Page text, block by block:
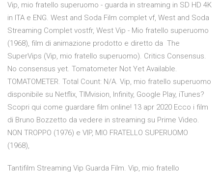
Vip, mio fratello superuomo - guarda in streaming in SD HD 4K
in ITA e ENG. West and Soda Film complet vf, West and Soda
Streaming Complet vostfr, West Vip - Mio fratello superuomo
(1968), film di animazione prodotto e diretto da The
SuperVips (Vip, mio fratello superuomo). Critics Consensus.
No consensus yet. Tomatometer Not Yet Available.
TOMATOMETER. Total Count: N/A. Vip, mio fratello superuomo
disponibile su Netflix, TIMvision, Infinity, Google Play, iTunes?
Scopri qui come guardare film online! 13 apr 2020 Ecco i film
di Bruno Bozzetto da vedere in streaming su Prime Video.
NON TROPPO (1976) e VIP, MIO FRATELLO SUPERUOMO
(1968),
Tantifilm Streaming Vip Guarda Film. Vip, mio fratello